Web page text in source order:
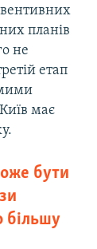
планів
не
етап
має
бути
більшу